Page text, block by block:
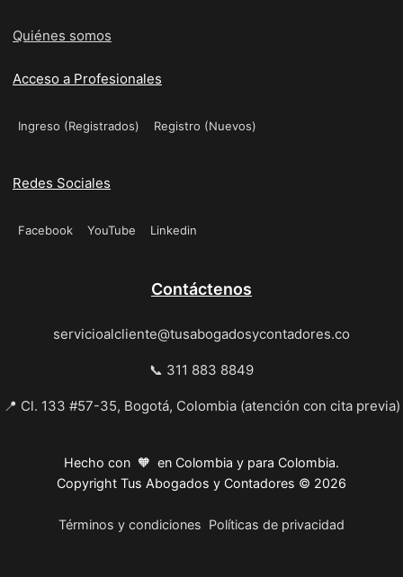
Quiénes somos
Acceso a Profesionales
Ingreso (Registrados) Registro (Nuevos)
Redes Sociales
Facebook YouTube Linkedin
Contáctenos
servicioalcliente@tusabogadosycontadores.co
📞 311 883 8849
📍 Cl. 133 #57-35, Bogotá, Colombia (atención con cita previa)
Hecho con 🧡 en Colombia y para Colombia.
Copyright Tus Abogados y Contadores © 2026
Términos y condiciones Políticas de privacidad